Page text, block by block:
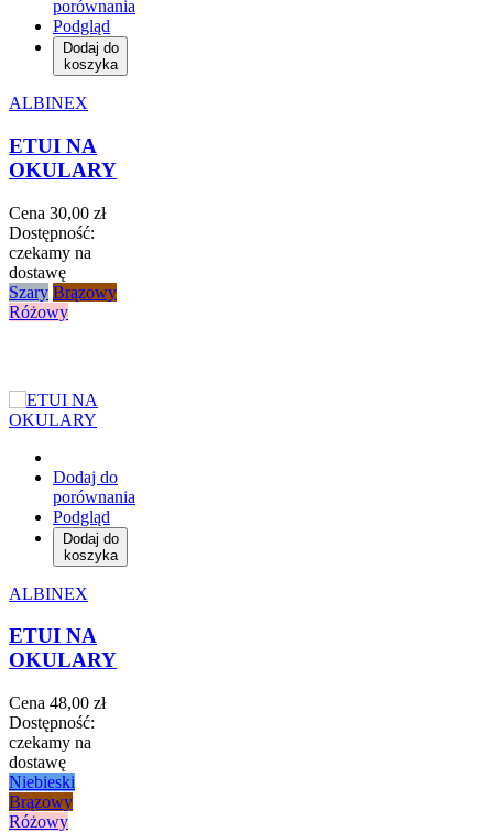
porównania
Podgląd
Dodaj do
koszyka
ALBINEX
ETUI NA
OKULARY
Cena 30,00 zł
Dostępność:
czekamy na
dostawę
Szary Brązowy
Różowy
Dodaj do
porównania
Podgląd
Dodaj do
koszyka
ALBINEX
ETUI NA
OKULARY
Cena 48,00 zł
Dostępność:
czekamy na
dostawę
Niebieski
Brązowy
Różowy